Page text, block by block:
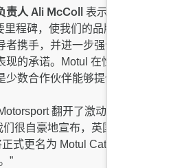
人 Ali McColl
表示: “此次合
程碑，使我们的品牌与全球知
携手，并进一步强化了我们在
的承诺。Motul 在性能与效率
数合作伙伴能够提供的。”
翻开了激动人心的新
很自豪地宣布，英国
式更名为 Motul Caterham
”